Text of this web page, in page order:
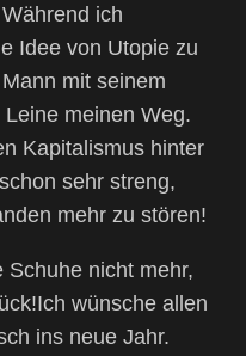
ich
Idee von Utopie zu
mit seinem
meinen Weg.
Kapitalismus hinter
sehr streng,
mehr zu stören!
Schuhe nicht mehr,
wünsche allen
ins neue Jahr.